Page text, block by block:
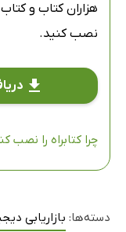
هزاران کتاب و
نصب کنید.
چرا کتابراه را نصب
دسته‌ها: بازاریابی